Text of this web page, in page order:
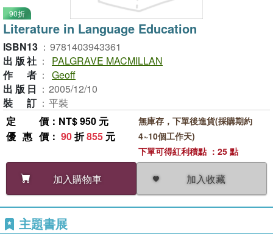
90折
Literature in Language Education
ISBN13 ： 9781403943361
出版社 ：
PALGRAVE MACMILLAN
作者 ： Geoff
出版日 ： 2005/12/10
裝訂 ： 平裝
定價 ：NT$ 950 元
優惠價 ： 90折855 元
加入購物車 加入收藏
無庫存，下單後進貨(採購期約
4~10個工作天)
下單可得紅利積點 ：25 點
主題書展